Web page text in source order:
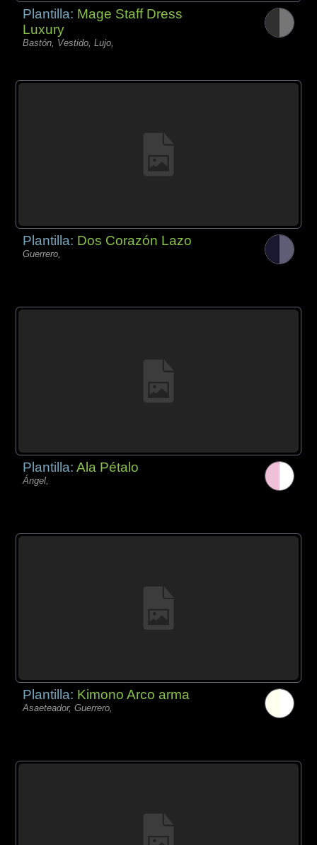
Plantilla: Mage Staff Dress
Luxury
Bastón, Vestido, Lujo,
Plantilla: Dos Corazón Lazo
Guerrero,
Plantilla:Ala Pétalo
Ángel,
Plantilla: Kimono Arco arma
Asaeteador, Guerrero,